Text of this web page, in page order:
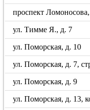
проспект
ул. Тимме Я., д. 7
ул. Поморская, д. 10
ул. Поморская, д. 7,
ул. Поморская, д. 9
ул. Поморская, д. 13,